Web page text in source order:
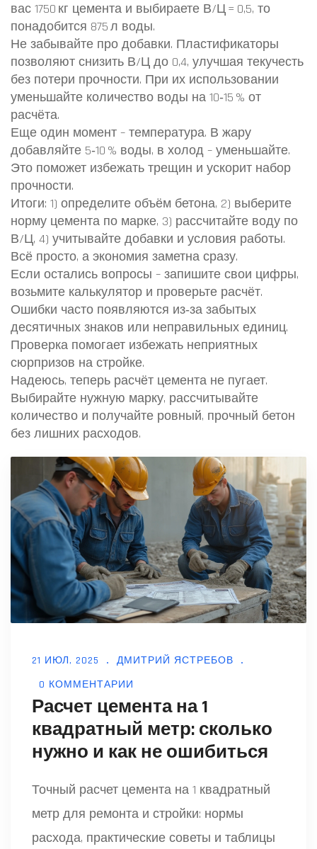
вас 1750 кг цемента и выбираете В/Ц = 0,5, то
понадобится 875 л воды.
Не забывайте про добавки. Пластификаторы
позволяют снизить В/Ц до 0,4, улучшая текучесть
без потери прочности. При их использовании
уменьшайте количество воды на 10‑15 % от
расчёта.
Еще один момент – температура. В жару
добавляйте 5‑10 % воды, в холод – уменьшайте.
Это поможет избежать трещин и ускорит набор
прочности.
Итоги: 1) определите объём бетона, 2) выберите
норму цемента по марке, 3) рассчитайте воду по
В/Ц, 4) учитывайте добавки и условия работы.
Всё просто, а экономия заметна сразу.
Если остались вопросы – запишите свои цифры,
возьмите калькулятор и проверьте расчёт.
Ошибки часто появляются из‑за забытых
десятичных знаков или неправильных единиц.
Проверка помогает избежать неприятных
сюрпризов на стройке.
Надеюсь, теперь расчёт цемента не пугает.
Выбирайте нужную марку, рассчитывайте
количество и получайте ровный, прочный бетон
без лишних расходов.
21 ИЮЛ, 2025
ДМИТРИЙ ЯСТРЕБОВ
0 КОММЕНТАРИИ
Расчет цемента на 1
квадратный метр: сколько
нужно и как не ошибиться
Точный расчет цемента на 1 квадратный
метр для ремонта и стройки: нормы
расхода, практические советы и таблицы